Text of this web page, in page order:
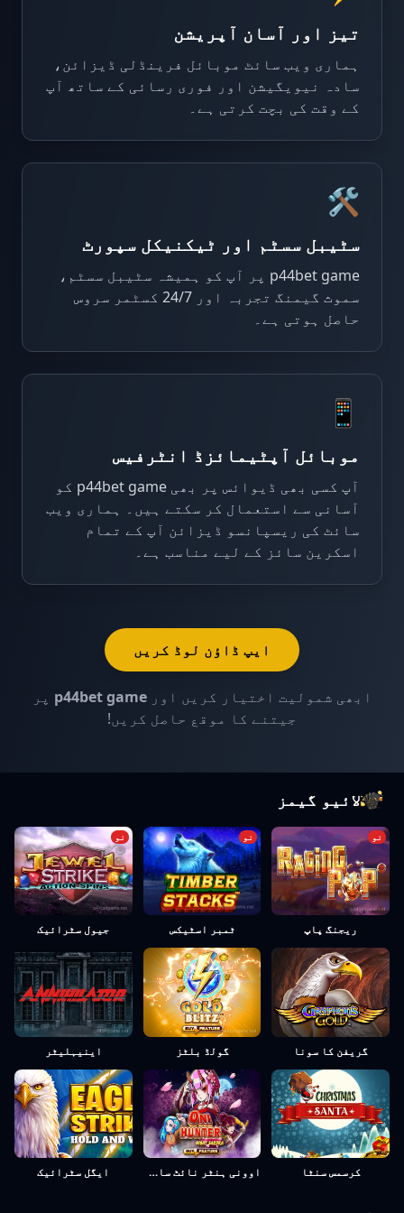
تیز اور آسان آپریشن
ہماری ویب سائٹ موبائل فرینڈلی ڈیزائن،
سادہ نیویگیشن اور فوری رسائی کے ساتھ آپ
کے وقت کی بچت کرتی ہے۔
🛠️
سٹیبل سسٹم اور ٹیکنیکل سپورٹ
p44bet game پر آپ کو ہمیشہ سٹیبل سسٹم،
سموث گیمنگ تجربہ اور 24/7 کسٹمر سروس
حاصل ہوتی ہے۔
📱
موبائل آپٹیمائزڈ انٹرفیس
آپ کسی بھی ڈیوائس پر بھی p44bet game کو
آسانی سے استعمال کر سکتے ہیں۔ ہماری ویب
سائٹ کی ریسپانسو ڈیزائن آپ کے تمام
اسکرین سائز کے لیے مناسب ہے۔
ایپ ڈاؤن لوڈ کریں
ابھی شمولیت اختیار کریں اورp44bet game پر
جیتنے کا موقع حاصل کریں!
لائیو گیمز
ریجنگ پاپ
نو
ٹمبر اسٹیکس
نو
جیول سٹرائیک
نو
گریفن کا سونا گولڈ بلٹز اینیہلیٹر
کرسمس سنٹا اوونی ہنٹر نائٹ ساکورا ایگل سٹرائیک